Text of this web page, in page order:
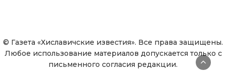
© Газета «Хиславичские известия». Все права защищены.
Любое использование материалов допускается только с
письменного согласия редакции.